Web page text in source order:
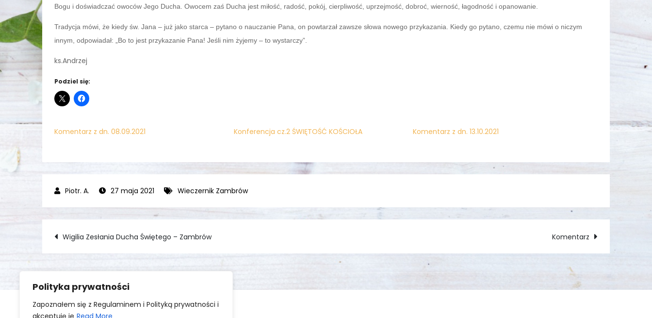
Polityka prywatności
Zapoznałem się z Regulaminem i Polityką prywatności i
akceptuję je Read More
Bogu i doświadczać owoców Jego Ducha. Owocem zaś Ducha jest miłość, radość, pokój, cierpliwość, uprzejmość, dobroć, wierność, łagodność i opanowanie.
Tradycja mówi, że kiedy św. Jana – już jako starca – pytano o nauczanie Pana, on powtarzał zawsze słowa nowego przykazania. Kiedy go pytano, czemu nie mówi o niczym
innym, odpowiadał: „Bo to jest przykazanie Pana! Jeśli nim żyjemy – to wystarczy”.
ks.Andrzej
Podziel się:
Komentarz z dn. 08.09.2021 Konferencja cz.2 ŚWIĘTOŚĆ KOŚCIOŁA Komentarz z dn. 13.10.2021
27 maja 2021 Wieczernik Zambrów
Nawigacja
wpisu
Wigilia Zesłania Ducha Świętego – Zambrów Komentarz